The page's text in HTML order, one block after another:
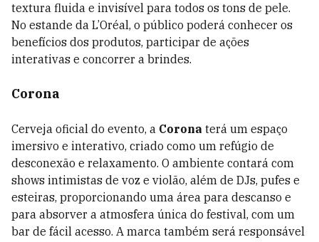
textura fluida e invisível para todos os tons de pele.
No estande da L’Oréal, o público poderá conhecer os
benefícios dos produtos, participar de ações
interativas e concorrer a brindes.
Corona
Cerveja oficial do evento, a Corona terá um espaço
imersivo e interativo, criado como um refúgio de
desconexão e relaxamento. O ambiente contará com
shows intimistas de voz e violão, além de DJs, pufes e
esteiras, proporcionando uma área para descanso e
para absorver a atmosfera única do festival, com um
bar de fácil acesso. A marca também será responsável